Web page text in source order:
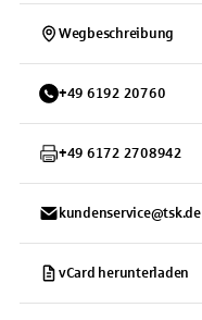
Wegbeschreibung
+49 6192 20760
+49 6172 2708942
kundenservice@tsk.de
vCard herunterladen